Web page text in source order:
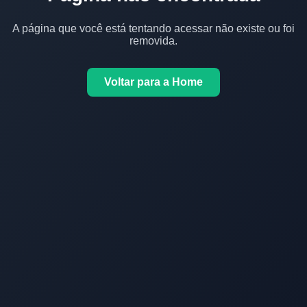
A página que você está tentando acessar não existe ou foi
removida.
Voltar para a Home